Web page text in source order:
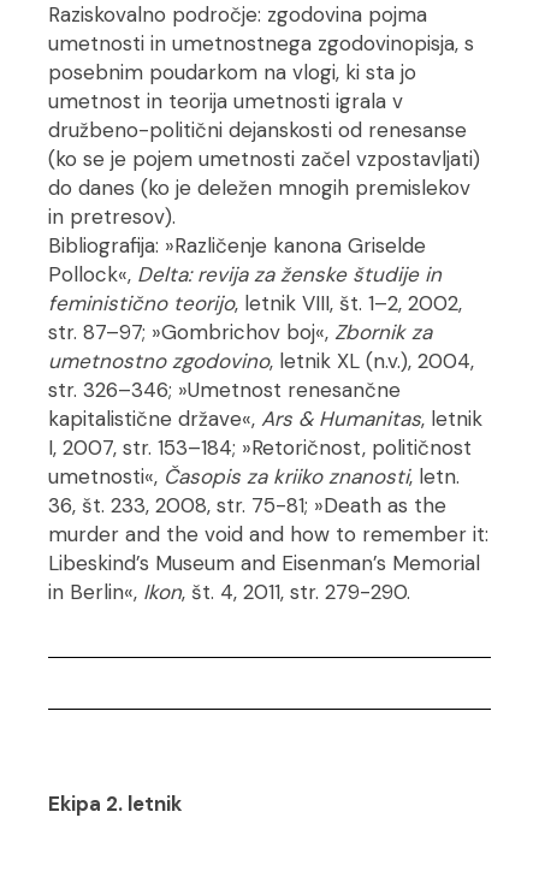
Raziskovalno področje: zgodovina pojma
umetnosti in umetnostnega zgodovinopisja, s
posebnim poudarkom na vlogi, ki sta jo
umetnost in teorija umetnosti igrala v
družbeno-politični dejanskosti od renesanse
(ko se je pojem umetnosti začel vzpostavljati)
do danes (ko je deležen mnogih premislekov
in pretresov).
Bibliografija: »Različenje kanona Griselde
Pollock«, Delta: revija za ženske študije in
feministično teorijo, letnik VIII, št. 1–2, 2002,
str. 87–97; »Gombrichov boj«, Zbornik za
umetnostno zgodovino, letnik XL (n.v.), 2004,
str. 326–346; »Umetnost renesančne
kapitalistične države«,Ars & Humanitas, letnik
I, 2007, str. 153–184; »Retoričnost, političnost
umetnosti«, Časopis za kriiko znanosti, letn.
36, št. 233, 2008, str. 75-81; »Death as the
murder and the void and how to remember it:
Libeskind’s Museum and Eisenman’s Memorial
in Berlin«, Ikon, št. 4, 2011, str. 279-290.
Ekipa 2. letnik